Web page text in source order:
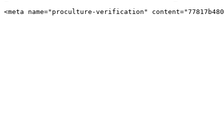
<meta name="proculture-verification"